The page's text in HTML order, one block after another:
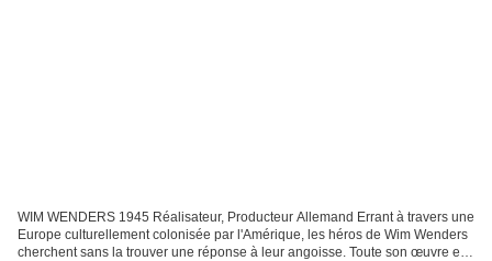
WIM WENDERS 1945 Réalisateur, Producteur Allemand Errant à travers une
Europe culturellement colonisée par l'Amérique, les héros de Wim Wenders
cherchent sans la trouver une réponse à leur angoisse. Toute son œuvre est